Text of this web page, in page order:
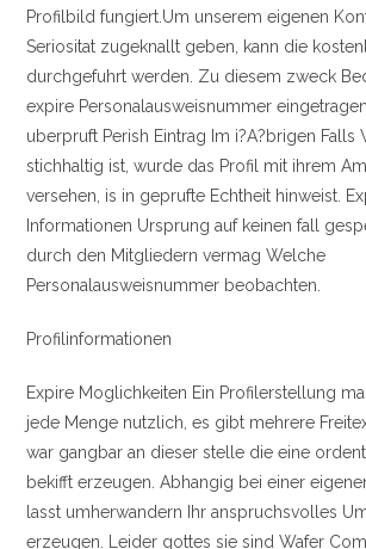
Profilbild fungiert.Um unserem eigenen
Seriositat zugeknallt geben, kann die
durchgefuhrt werden. Zu diesem zweck
expire Personalausweisnummer
uberpruft Perish Eintrag Im i?A?brigen Falls
stichhaltig ist, wurde das Profil mit ihrem
versehen, is in geprufte Echtheit hinweist.
Informationen Ursprung auf keinen fall
durch den Mitgliedern vermag Welche
Personalausweisnummer beobachten.
Profilinformationen
Expire Moglichkeiten Ein Profilerstellung
jede Menge nutzlich, es gibt mehrere
war gangbar an dieser stelle die eine
bekifft erzeugen. Abhangig bei einer
lasst umherwandern Ihr anspruchsvolles
erzeugen. Leider gottes sie sind Wafer